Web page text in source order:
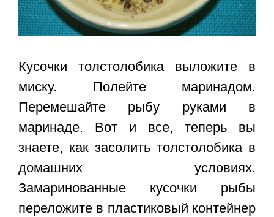
Кусочки толстолобика выложите в
миску. Полейте маринадом.
Перемешайте рыбу руками в
маринаде. Вот и все, теперь вы
знаете, как засолить толстолобика в
домашних условиях.
Замаринованные кусочки рыбы
переложите в пластиковый контейнер